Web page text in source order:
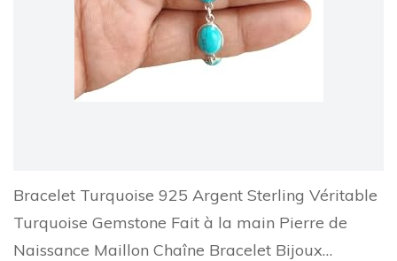
Bracelet Turquoise 925 Argent Sterling Véritable
Turquoise Gemstone Fait à la main Pierre de
Naissance Maillon Chaîne Bracelet Bijoux